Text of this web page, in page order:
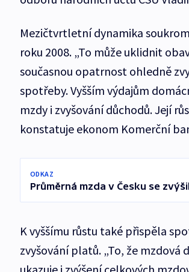
Mezičtvrtletní dynamika
roku 2008. „To může uklidnit
současnou opatrnost ohledně
spotřeby. Vyšším výdajům
mzdy i zvyšování důchodů. Její
konstatuje ekonom Komerční
ODKAZ
Průměrná mzda v Česku se
K vyššímu růstu také přispěla
zvyšování platů. „To, že